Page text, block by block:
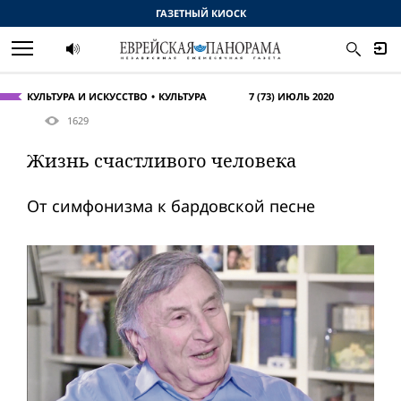
КУЛЬТУРА И ИСКУССТВО КУЛЬТУРА
7 (73) ИЮЛЬ 2020
1629
Жизнь счастливого человека
От симфонизма к бардовской песне
ГАЗЕТНЫЙ КИОСК